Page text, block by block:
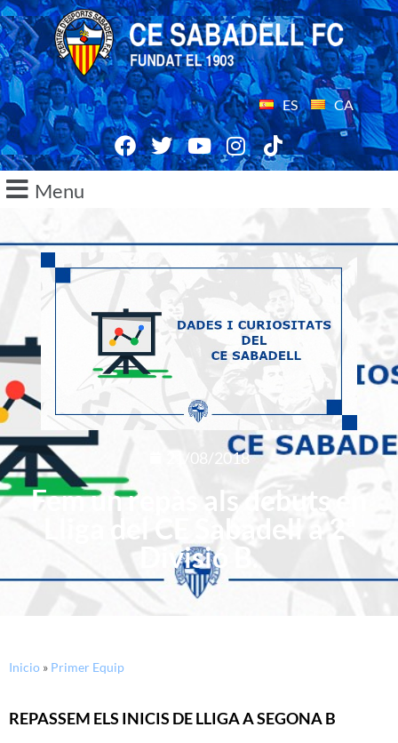
ES CA
Menu
21/08/2018
Fem un repàs als debuts en
Lliga del CE Sabadell a 2ª
Divisió B.
Inicio » Primer Equip
REPASSEM ELS INICIS DE LLIGA A SEGONA B